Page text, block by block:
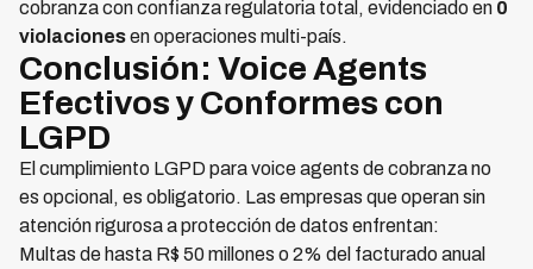
cobranza con confianza regulatoria total, evidenciado en 0
violacionesen operaciones multi-país.
Conclusión: Voice Agents
Efectivos y Conformes con
LGPD
El cumplimiento LGPD para voice agents de cobranza no
es opcional, es obligatorio. Las empresas que operan sin
atención rigurosa a protección de datos enfrentan:
Multas de hasta R$ 50 millones o 2% del facturado anual